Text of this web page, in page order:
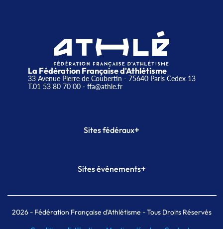
La Fédération Française d'Athlétisme
33 Avenue Pierre de Coubertin - 75640 Paris Cedex 13
T.01 53 80 70 00- ffa@athle.fr
Sites fédéraux+
Plateforme Formation
Sites événements+
Meeting de Paris indoor
MAIF Ekiden de Paris
2026- Fédération Française d'Athlétisme - Tous Droits Réservés